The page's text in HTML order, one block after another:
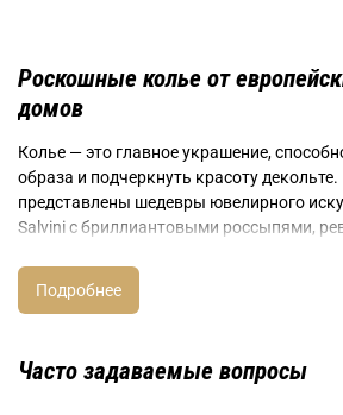
Роскошные колье от
домов
Колье — это главное украшение,
образа и подчеркнуть красоту
представлены шедевры ювелирного
Salvini с бриллиантовыми россыпями,
многорядным органическим жемчугом,
с романтичными флоральными
стиля.
Часто задаваемые вопросы